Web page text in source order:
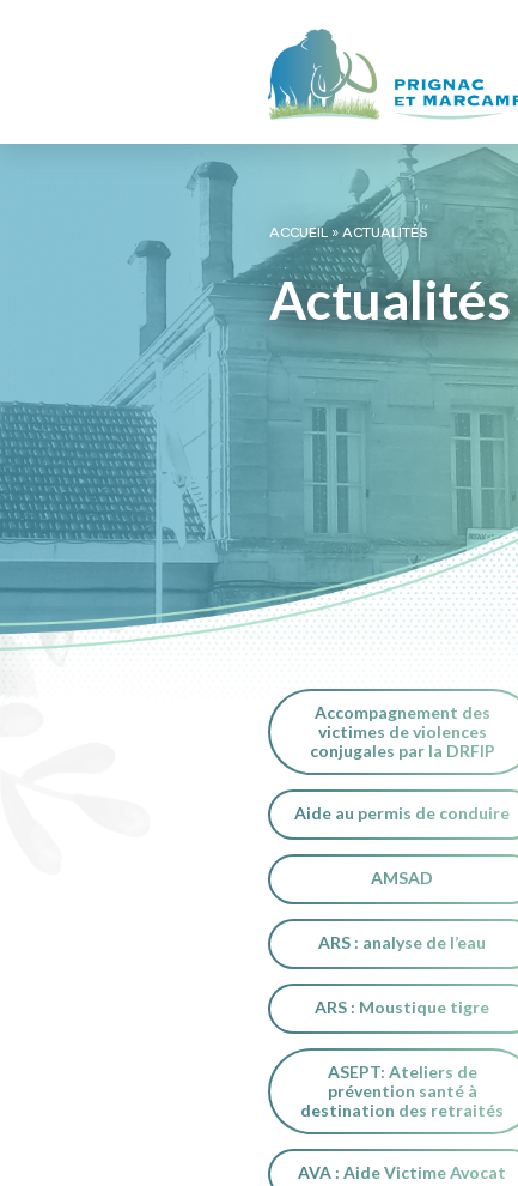
ACCUEIL»ACTUALITÉS
Actualités
Accompagnement des
victimes de violences
conjugales par la DRFIP
Aide au permis de conduire
AMSAD
ARS : analyse de l’eau
ARS : Moustique tigre
ASEPT: Ateliers de
prévention santé à
destination des retraités
AVA : Aide Victime Avocat